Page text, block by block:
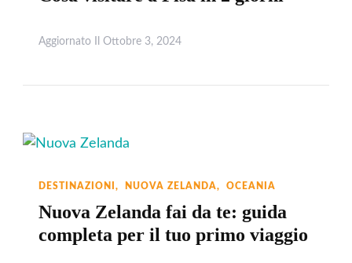
Aggiornato Il Ottobre 3, 2024
DESTINAZIONI NUOVA ZELANDA OCEANIA
Nuova Zelanda fai da te: guida
completa per il tuo primo viaggio